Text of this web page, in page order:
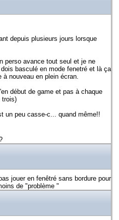
depuis plusieurs jours lorsque
perso avance tout seul et je ne
basculé en mode fenetré et là ça
nouveau en plein écran.
début de game et pas à chaque
trois)
un peu casse-c... quand même!!
jouer en fenêtré sans bordure pour
de "problème "